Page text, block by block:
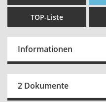
TOP-Liste
Informationen
2 Dokumente